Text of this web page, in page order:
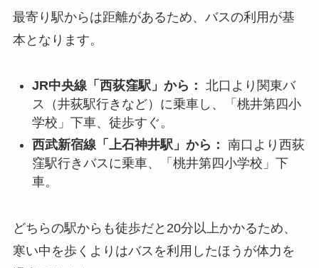
最寄り駅からは距離があるため、バスの利用が基
本となります。
JR中央線「西荻窪駅」から： 北口より関東バ
ス（井荻駅行きなど）に乗車し、「桃井第四小
学校」下車、徒歩すぐ。
西武新宿線「上石神井駅」から： 南口より西荻
窪駅行きバスに乗車、「桃井第四小学校」下
車。
どちらの駅からも徒歩だと20分以上かかるため、
寒い中を歩くよりはバスを利用したほうが体力を